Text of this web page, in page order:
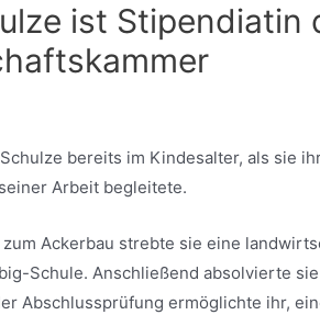
ist Stipendiatin
bereits im Kindesalter, als sie
Arbeit begleitete.
Ackerbau strebte sie eine
Schule. Anschließend absolvierte
Abschlussprüfung ermöglichte ihr,